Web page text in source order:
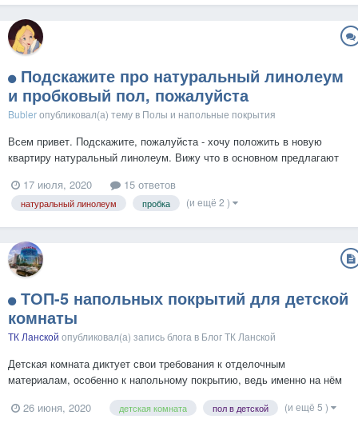
Подскажите про натуральный линолеум
и пробковый пол, пожалуйста
Bublerопубликовал(а) тему в Полы и напольные покрытия
Всем привет. Подскажите, пожалуйста - хочу положить в новую
квартиру натуральный линолеум. Вижу что в основном предлагают
ли какие-то нюансы в эксплуатации/укладке? Еще присматриваюсь к
пробке. Я правильно понимаю что замковая пробка...
17 июля, 2020 15 ответов
натуральный линолеум пробка (и ещё 2 )
ТОП-5 напольных покрытий для детской
комнаты
ТК Ланской опубликовал(а) запись блога в Блог ТК Ланской
Детская комната диктует свои требования к отделочным
материалам, особенно к напольному покрытию, ведь именно на нём
всё время что-нибудь проливают и роняют. Материал пола для
26 июня, 2020 детская комната пол в детской (и ещё 5 )